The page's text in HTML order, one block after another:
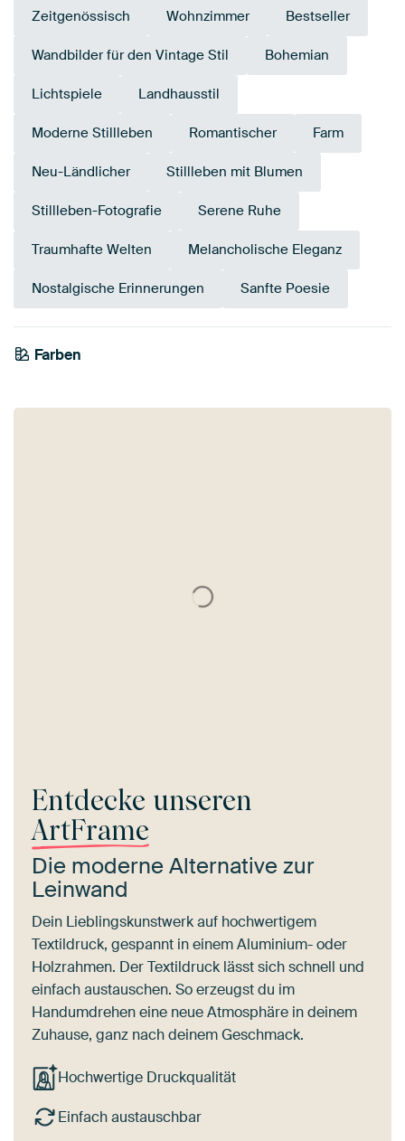
Zeitgenössisch Wohnzimmer Bestseller
Wandbilder für den Vintage Stil Bohemian
Lichtspiele Landhausstil
Moderne Stillleben Romantischer Farm
Neu-Ländlicher Stillleben mit Blumen
Stillleben-Fotografie Serene Ruhe
Traumhafte Welten Melancholische Eleganz
Nostalgische Erinnerungen Sanfte Poesie
Farben
Weiß
Bronze
Entdecke unseren
ArtFrame
Die moderne Alternative zur
Leinwand
Dein Lieblingskunstwerk auf hochwertigem
Textildruck, gespannt in einem Aluminium- oder
Holzrahmen. Der Textildruck lässt sich schnell und
einfach austauschen. So erzeugst du im
Handumdrehen eine neue Atmosphäre in deinem
Zuhause, ganz nach deinem Geschmack.
Hochwertige Druckqualität
Einfach austauschbar